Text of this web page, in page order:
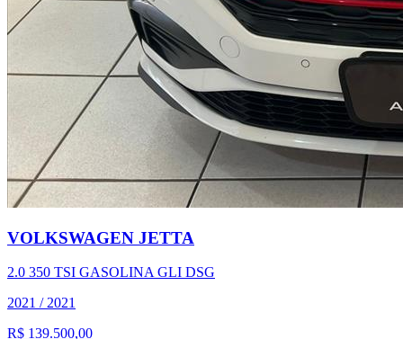
VOLKSWAGEN JETTA
2.0 350 TSI GASOLINA GLI DSG
2021 / 2021
R$ 139.500,00